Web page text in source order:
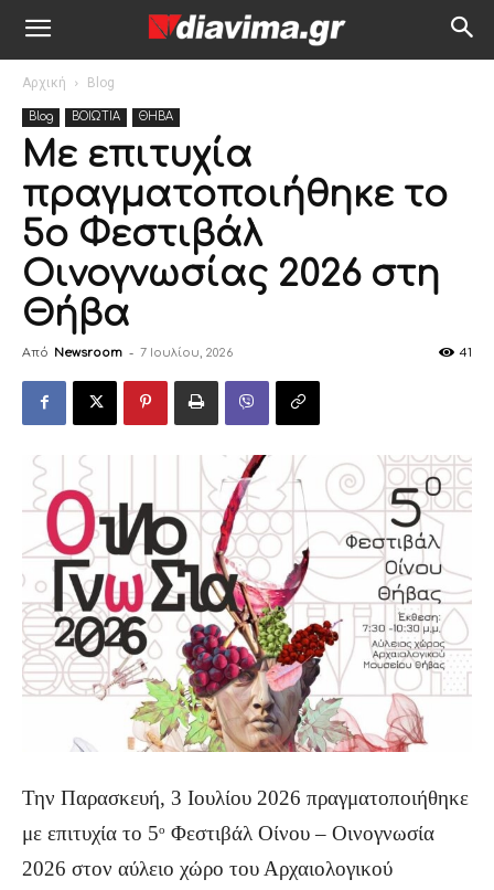
Αρχική Blog
Blog ΒΟΙΩΤΙΑ ΘΗΒΑ
Με επιτυχία
πραγματοποιήθηκε το
5ο Φεστιβάλ
Οινογνωσίας 2026 στη
Θήβα
Από Newsroom - 7 Ιουλίου, 2026 41
Την Παρασκευή, 3 Ιουλίου 2026 πραγματοποιήθηκε
με επιτυχία το 5ο Φεστιβάλ Οίνου – Οινογνωσία
2026 στον αύλειο χώρο του Αρχαιολογικού